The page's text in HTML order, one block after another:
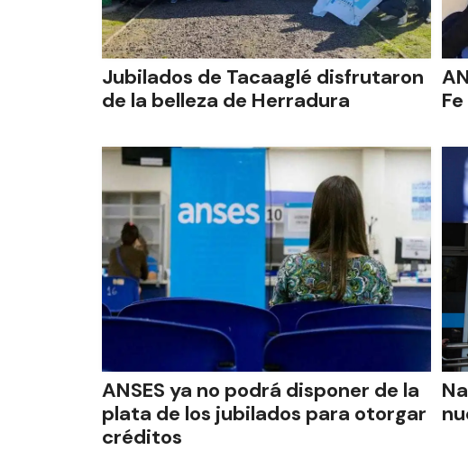
Jubilados de Tacaaglé disfrutaron
de la belleza de Herradura
ANSES ya no podrá disponer de la
plata de los jubilados para otorgar
créditos